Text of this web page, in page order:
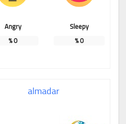
Sleepy
0
%
Angry
0
%
almadar